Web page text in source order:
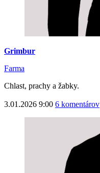
Grimbur
Farma
Chlast, prachy a žabky.
3.01.2026 9:00 6 komentárov